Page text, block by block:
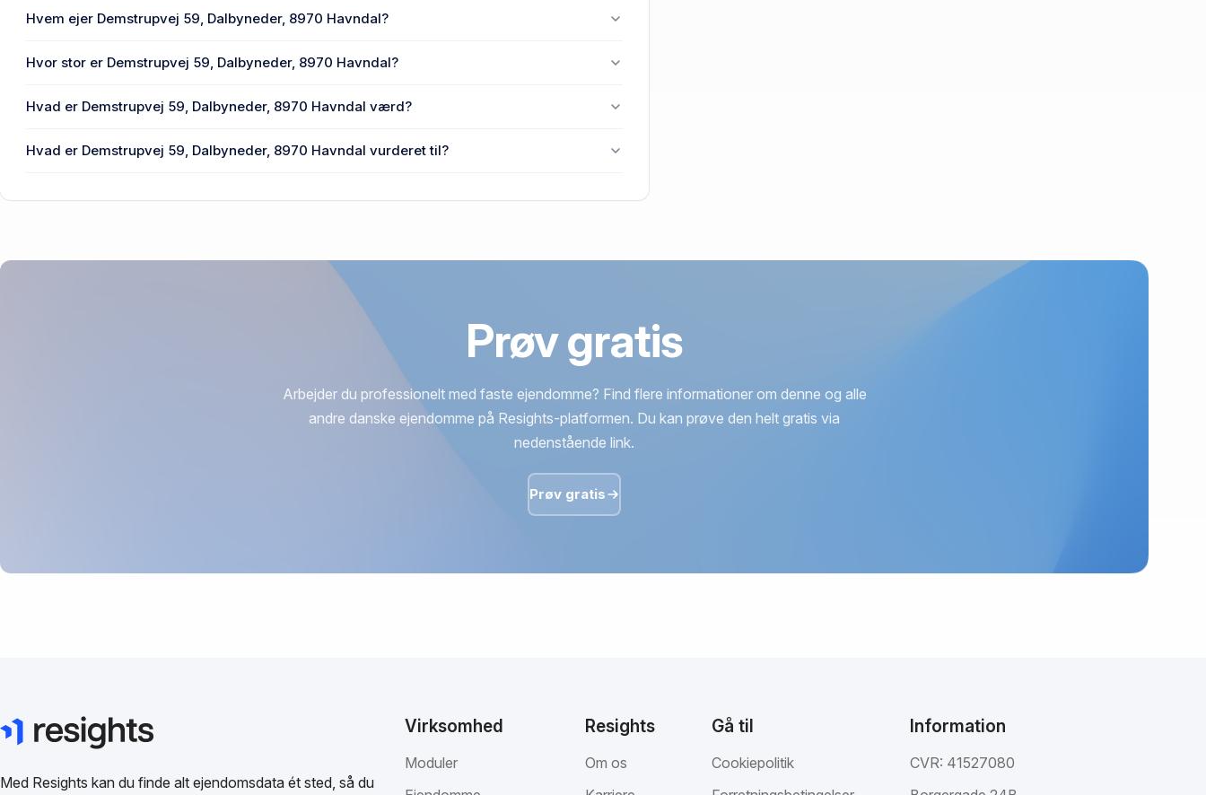
Hvem ejer Demstrupvej 59, Dalbyneder, 8970 Havndal?
Hvor stor er Demstrupvej 59, Dalbyneder, 8970 Havndal?
Hvad er Demstrupvej 59, Dalbyneder, 8970 Havndal værd?
Hvad er Demstrupvej 59, Dalbyneder, 8970 Havndal vurderet til?
Prøv gratis
Arbejder du professionelt med faste ejendomme? Find flere informationer om denne og alle
andre danske ejendomme på Resights-platformen. Du kan prøve den helt gratis via
nedenstående link.
Prøv gratis
Med Resights kan du finde alt ejendomsdata ét sted, så du
Virksomhed
Moduler
Resights
Om os
Gå til
Cookiepolitik
Information
CVR: 41527080